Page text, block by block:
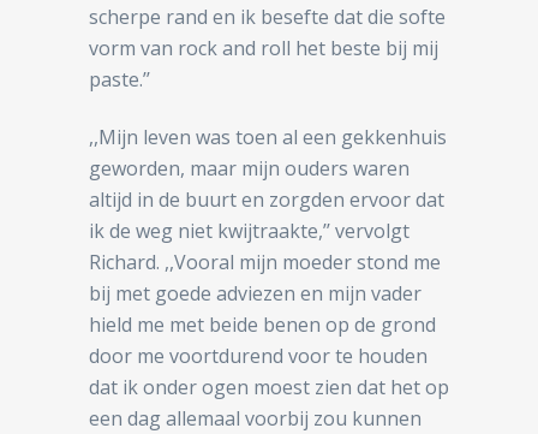
scherpe rand en ik besefte dat die softe
vorm van rock and roll het beste bij mij
paste.’’
,,Mijn leven was toen al een gekkenhuis
geworden, maar mijn ouders waren
altijd in de buurt en zorgden ervoor dat
ik de weg niet kwijtraakte,’’ vervolgt
Richard. ,,Vooral mijn moeder stond me
bij met goede adviezen en mijn vader
hield me met beide benen op de grond
door me voortdurend voor te houden
dat ik onder ogen moest zien dat het op
een dag allemaal voorbij zou kunnen